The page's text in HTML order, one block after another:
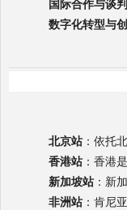
国际合作与谈
数字化转型与
北京站 ：依托
香港站 ：香港
新加坡站 ：新
非洲站 ：肯尼